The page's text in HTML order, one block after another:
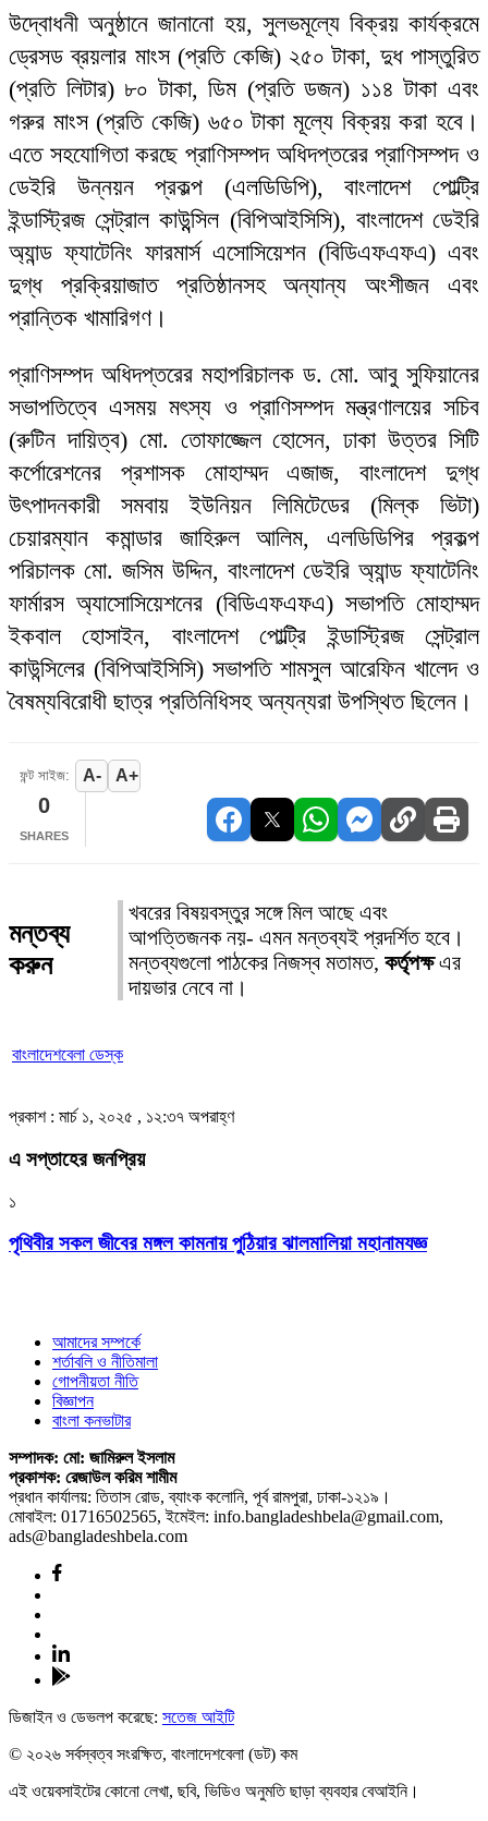
উদ্বোধনী অনুষ্ঠানে জানানো হয়, সুলভমূল্যে বিক্রয় কার্যক্রমে
ড্রেসড ব্রয়লার মাংস (প্রতি কেজি) ২৫০ টাকা, দুধ পাস্তুরিত
(প্রতি লিটার) ৮০ টাকা, ডিম (প্রতি ডজন) ১১৪ টাকা এবং
গরুর মাংস (প্রতি কেজি) ৬৫০ টাকা মূল্যে বিক্রয় করা হবে।
এতে সহযোগিতা করছে প্রাণিসম্পদ অধিদপ্তরের প্রাণিসম্পদ ও
ডেইরি উন্নয়ন প্রকল্প (এলডিডিপি), বাংলাদেশ পোল্ট্রি
ইন্ডাস্ট্রিজ সেন্ট্রাল কাউন্ন্সিল (বিপিআইসিসি), বাংলাদেশ ডেইরি
অ্যান্ড ফ্যাটেনিং ফারমার্স এসোসিয়েশন (বিডিএফএফএ) এবং
দুগ্ধ প্রক্রিয়াজাত প্রতিষ্ঠানসহ অন্যান্য অংশীজন এবং
প্রান্তিক খামারিগণ।
প্রাণিসম্পদ অধিদপ্তরের মহাপরিচালক ড. মো. আবু সুফিয়ানের
সভাপতিত্বে এসময় মৎস্য ও প্রাণিসম্পদ মন্ত্রণালয়ের সচিব
(রুটিন দায়িত্ব) মো. তোফাজ্জেল হোসেন, ঢাকা উত্তর সিটি
কর্পোরেশনের প্রশাসক মোহাম্মদ এজাজ, বাংলাদেশ দুগ্ধ
উৎপাদনকারী সমবায় ইউনিয়ন লিমিটেডের (মিল্ক ভিটা)
চেয়ারম্যান কমান্ডার জাহিরুল আলিম, এলডিডিপির প্রকল্প
পরিচালক মো. জসিম উদ্দিন, বাংলাদেশ ডেইরি অ্যান্ড ফ্যাটেনিং
ফার্মারস অ্যাসোসিয়েশনের (বিডিএফএফএ) সভাপতি মোহাম্মদ
ইকবাল হোসাইন, বাংলাদেশ পোল্ট্রি ইন্ডাস্ট্রিজ সেন্ট্রাল
কাউন্সিলের (বিপিআইসিসি) সভাপতি শামসুল আরেফিন খালেদ ও
বৈষম্যবিরোধী ছাত্র প্রতিনিধিসহ অন্যন্যরা উপস্থিত ছিলেন।
ফন্ট সাইজ: A- A+
0
SHARES
মন্তব্য
করুন
খবরের বিষয়বস্তুর সঙ্গে মিল আছে এবং
আপত্তিজনক নয়- এমন মন্তব্যই প্রদর্শিত হবে।
মন্তব্যগুলো পাঠকের নিজস্ব মতামত, কর্তৃপক্ষএর
দায়ভার নেবে না।
বাংলাদেশবেলা ডেস্ক
প্রকাশ : মার্চ ১, ২০২৫ , ১২:৩৭ অপরাহ্ণ
এ সপ্তাহের জনপ্রিয়
১
পৃথিবীর সকল জীবের মঙ্গল কামনায় পুঠিয়ার ঝালমালিয়া মহানামযজ্ঞ
আমাদের সম্পর্কে
শর্তাবলি ও নীতিমালা
গোপনীয়তা নীতি
বিজ্ঞাপন
বাংলা কনভাটার
সম্পাদক: মো: জামিরুল ইসলাম
প্রকাশক: রেজাউল করিম শামীম
প্রধান কার্যালয়: তিতাস রোড, ব্যাংক কলোনি, পূর্ব রামপুরা, ঢাকা-১২১৯।
মোবাইল: 01716502565, ইমেইল: info.bangladeshbela@gmail.com,
ads@bangladeshbela.com
ডিজাইন ও ডেভলপ করেছে: সতেজ আইটি
© ২০২৬ সর্বস্বত্ব সংরক্ষিত, বাংলাদেশবেলা (ডট) কম
এই ওয়েবসাইটের কোনো লেখা, ছবি, ভিডিও অনুমতি ছাড়া ব্যবহার বেআইনি।